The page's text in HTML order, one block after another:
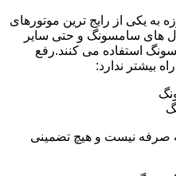
به یکی از رایج ترین موتورهای
های سامسونگ و حتی سایر
استفاده می کنند.رفع
بیشتر ندارد:
صرفه نیست و هیچ تضمینی